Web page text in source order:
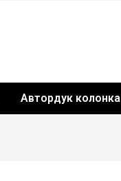
Автордук колонка